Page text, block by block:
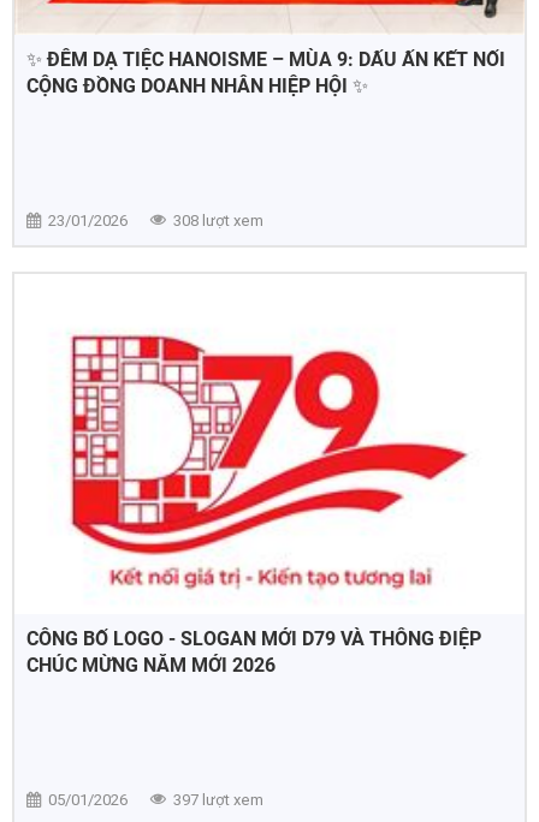
✨ ĐÊM DẠ TIỆC HANOISME – MÙA 9: DẤU ẤN KẾT NỐI
CỘNG ĐỒNG DOANH NHÂN HIỆP HỘI ✨
23/01/2026 308 lượt xem
CÔNG BỐ LOGO - SLOGAN MỚI D79 VÀ THÔNG ĐIỆP
CHÚC MỪNG NĂM MỚI 2026
05/01/2026 397 lượt xem